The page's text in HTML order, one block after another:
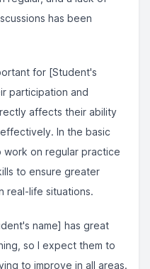
has been
for [Student's
participation and
affects their ability
In the basic
on regular practice
to ensure greater
real-life situations.
name] has great
so I expect them to
to improve in all areas.